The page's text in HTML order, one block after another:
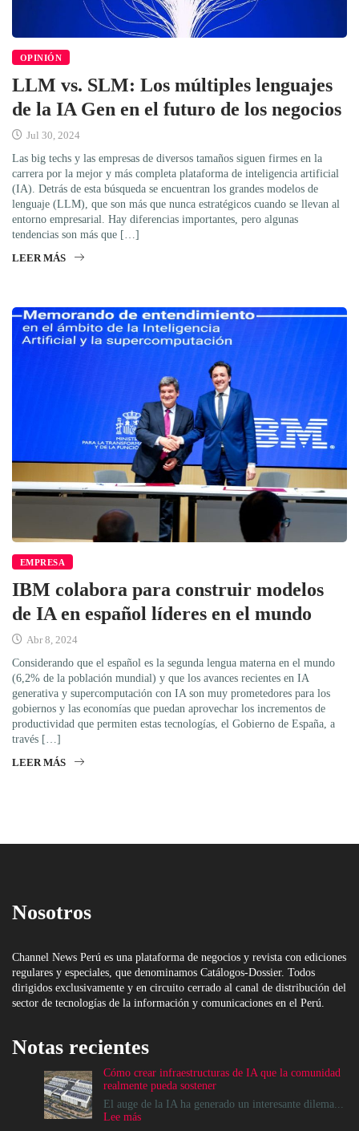
OPINIÓN
LLM vs. SLM: Los múltiples lenguajes
de la IA Gen en el futuro de los negocios
Jul 30, 2024
Las big techs y las empresas de diversos tamaños siguen firmes en la
carrera por la mejor y más completa plataforma de inteligencia artificial
(IA). Detrás de esta búsqueda se encuentran los grandes modelos de
lenguaje (LLM), que son más que nunca estratégicos cuando se llevan al
entorno empresarial. Hay diferencias importantes, pero algunas
tendencias son más que […]
LEER MÁS
EMPRESA
IBM colabora para construir modelos
de IA en español líderes en el mundo
Abr 8, 2024
Considerando que el español es la segunda lengua materna en el mundo
(6,2% de la población mundial) y que los avances recientes en IA
generativa y supercomputación con IA son muy prometedores para los
gobiernos y las economías que puedan aprovechar los incrementos de
productividad que permiten estas tecnologías, el Gobierno de España, a
través […]
LEER MÁS
Nosotros
Channel News Perú es una plataforma de negocios y revista con ediciones
regulares y especiales, que denominamos Catálogos-Dossier. Todos
dirigidos exclusivamente y en circuito cerrado al canal de distribución del
sector de tecnologías de la información y comunicaciones en el Perú.
Notas recientes
Cómo crear infraestructuras de IA que la comunidad
realmente pueda sostener
El auge de la IA ha generado un interesante dilema...
Lee más: